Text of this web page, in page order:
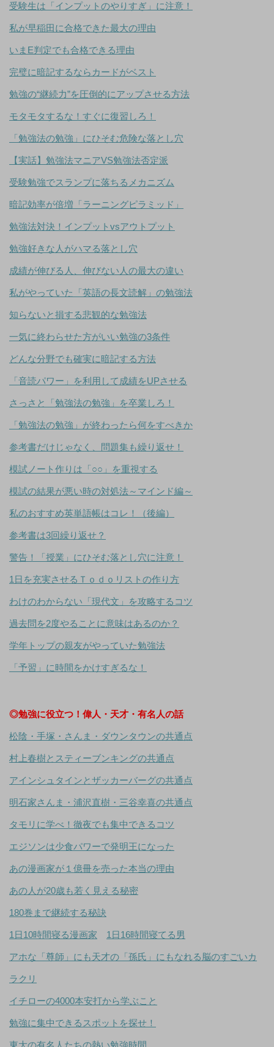
受験生は「インプットのやりすぎ」に注意！
私が早稲田に合格できた最大の理由
いまE判定でも合格できる理由
完璧に暗記するならカードがベスト
勉強の“継続力”を圧倒的にアップさせる方法
モタモタするな！すぐに復習しろ！
「勉強法の勉強」にひそむ危険な落とし穴
【実話】勉強法マニアVS勉強法否定派
受験勉強でスランプに落ちるメカニズム
暗記効率が倍増「ラーニングピラミッド」
勉強法対決！インプットvsアウトプット
勉強好きな人がハマる落とし穴
成績が伸びる人、伸びない人の最大の違い
私がやっていた「英語の長文読解」の勉強法
知らないと損する悲観的な勉強法
一気に終わらせた方がいい勉強の3条件
どんな分野でも確実に暗記する方法
「音読パワー」を利用して成績をUPさせる
さっさと「勉強法の勉強」を卒業しろ！
「勉強法の勉強」が終わったら何をすべきか
参考書だけじゃなく、問題集も繰り返せ！
模試ノート作りは「○○」を重視する
模試の結果が悪い時の対処法～マインド編～
私のおすすめ英単語帳はコレ！（後編）
参考書は3回繰り返せ？
警告！「授業」にひそむ落とし穴に注意！
1日を充実させるＴｏｄｏリストの作り方
わけのわからない「現代文」を攻略するコツ
過去問を2度やることに意味はあるのか？
学年トップの親友がやっていた勉強法
「予習」に時間をかけすぎるな！
◎勉強に役立つ！偉人・天才・有名人の話
松陰・手塚・さんま・ダウンタウンの共通点
村上春樹とスティーブンキングの共通点
アインシュタインとザッカーバーグの共通点
明石家さんま・浦沢直樹・三谷幸喜の共通点
タモリに学べ！徹夜でも集中できるコツ
エジソンは少食パワーで発明王になった
あの漫画家が１億冊を売った本当の理由
あの人が20歳も若く見える秘密
180巻まで継続する秘訣
1日10時間寝る漫画家 1日16時間寝てる男
アホな「尊師」にも天才の「孫氏」にもなれる脳のすごいカ
ラクリ
イチローの4000本安打から学ぶこと
勉強に集中できるスポットを探せ！
東大の有名人たちの熱い勉強時間